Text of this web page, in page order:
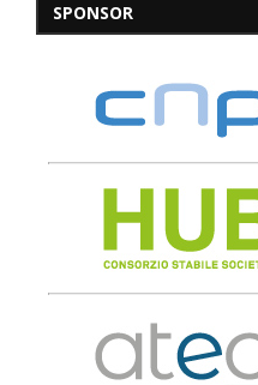
SPONSOR